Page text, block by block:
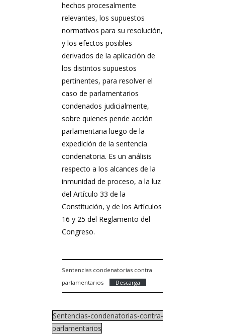
hechos procesalmente
relevantes, los supuestos
normativos para su resolución,
y los efectos posibles
derivados de la aplicación de
los distintos supuestos
pertinentes, para resolver el
caso de parlamentarios
condenados judicialmente,
sobre quienes pende acción
parlamentaria luego de la
expedición de la sentencia
condenatoria. Es un análisis
respecto a los alcances de la
inmunidad de proceso, a la luz
del Artículo 33 de la
Constitución, y de los Artículos
16 y 25 del Reglamento del
Congreso.
Sentencias condenatorias contra
parlamentarios
Descarga
Sentencias-condenatorias-contra-
parlamentarios